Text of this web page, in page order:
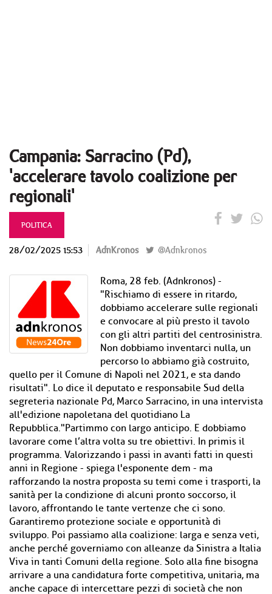
Campania: Sarracino (Pd),
'accelerare tavolo coalizione per
regionali'
POLITICA
28/02/2025 15:53 AdnKronos @Adnkronos
Roma, 28 feb. (Adnkronos) -
"Rischiamo di essere in ritardo,
dobbiamo accelerare sulle regionali
e convocare al più presto il tavolo
con gli altri partiti del centrosinistra.
Non dobbiamo inventarci nulla, un
percorso lo abbiamo già costruito,
quello per il Comune di Napoli nel 2021, e sta dando
risultati". Lo dice il deputato e responsabile Sud della
segreteria nazionale Pd, Marco Sarracino, in una intervista
all'edizione napoletana del quotidiano La
Repubblica."Partimmo con largo anticipo. E dobbiamo
lavorare come l’altra volta su tre obiettivi. In primis il
programma. Valorizzando i passi in avanti fatti in questi
anni in Regione - spiega l'esponente dem - ma
rafforzando la nostra proposta su temi come i trasporti, la
sanità per la condizione di alcuni pronto soccorso, il
lavoro, affrontando le tante vertenze che ci sono.
Garantiremo protezione sociale e opportunità di
sviluppo. Poi passiamo alla coalizione: larga e senza veti,
anche perché governiamo con alleanze da Sinistra a Italia
Viva in tanti Comuni della regione. Solo alla fine bisogna
arrivare a una candidatura forte competitiva, unitaria, ma
anche capace di intercettare pezzi di società che non